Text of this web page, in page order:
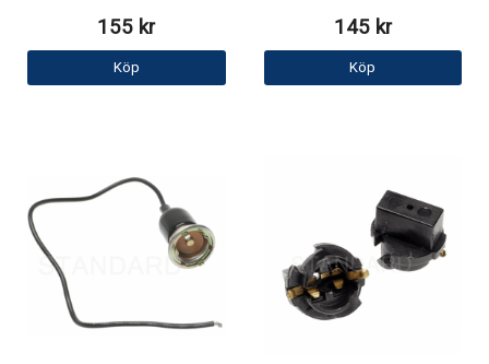
155 kr
Köp
145 kr
Köp